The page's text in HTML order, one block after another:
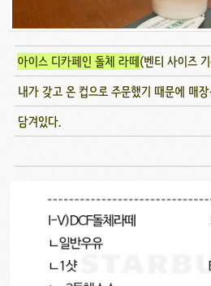
아이스 디카페인 돌체 라떼(벤티 사이즈
내가 갖고 온 컵으로 주문했기 때문에 매
담겨있다.